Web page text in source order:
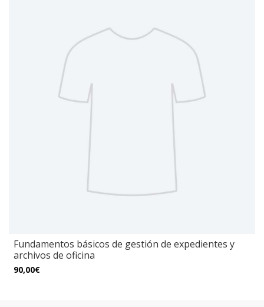
Fundamentos básicos de gestión de expedientes y
archivos de oficina
90,00€